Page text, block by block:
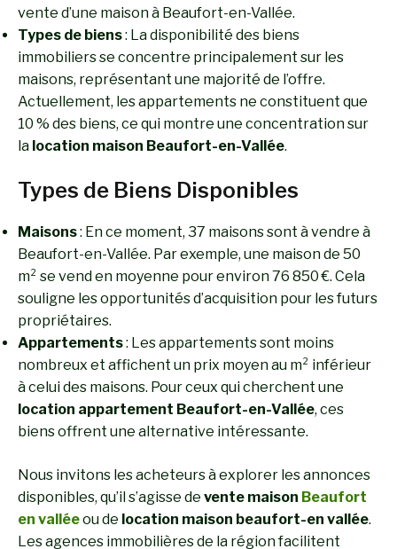
vente d’une maison à Beaufort-en-Vallée.
Types de biens: La disponibilité des biens
immobiliers se concentre principalement sur les
maisons, représentant une majorité de l’offre.
Actuellement, les appartements ne constituent que
10 % des biens, ce qui montre une concentration sur
la location maison Beaufort-en-Vallée.
Types de Biens Disponibles
Maisons: En ce moment, 37 maisons sont à vendre à
Beaufort-en-Vallée. Par exemple, une maison de 50
m² se vend en moyenne pour environ 76 850 €. Cela
souligne les opportunités d’acquisition pour les futurs
propriétaires.
Appartements: Les appartements sont moins
nombreux et affichent un prix moyen au m² inférieur
à celui des maisons. Pour ceux qui cherchent une
location appartement Beaufort-en-Vallée, ces
biens offrent une alternative intéressante.
Nous invitons les acheteurs à explorer les annonces
disponibles, qu’il s’agisse de vente maison Beaufort
en valléeou de location maison beaufort-en vallée.
Les agences immobilières de la région facilitent